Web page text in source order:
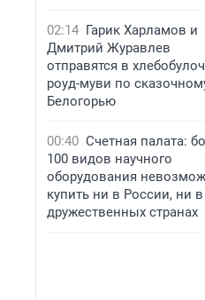
02:14 Гарик Харламов и
Дмитрий Журавлев
отправятся в
роуд-муви по
Белогорью
00:40 Счетная палата:
100 видов научного
оборудования
купить ни в России, ни в
дружественных странах